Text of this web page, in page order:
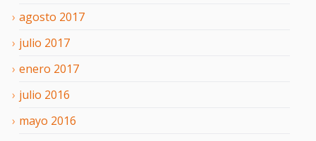
agosto 2017
julio 2017
enero 2017
julio 2016
mayo 2016